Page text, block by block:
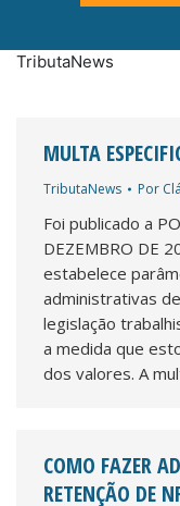
TributaNews
MULTA
TributaNews Por
Foi publicado a
DEZEMBRO DE
estabelece
administrativas
legislação
a medida que
dos valores. A
COMO FAZER
RETENÇÃO DE